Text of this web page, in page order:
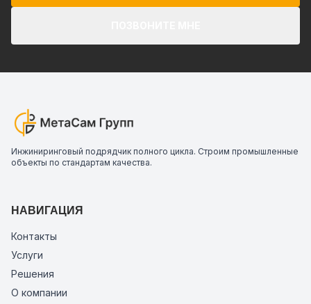
Инжиниринговый подрядчик полного цикла. Строим промышленные
объекты по стандартам качества.
НАВИГАЦИЯ
Контакты
Услуги
Решения
О компании